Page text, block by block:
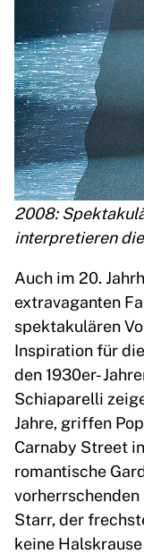
2008:
interpretieren
Auch im 20.
extravaganten
spektakulären
Inspiration für
den 1930er-
Schiaparelli
Jahre, griffen
Carnaby Street
romantische
Starr, der
keine